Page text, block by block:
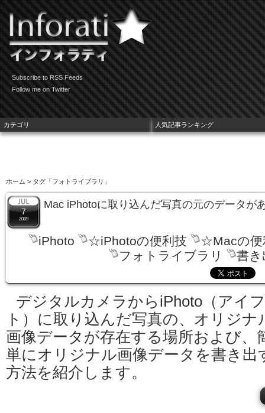
Subscribe to RSS Feeds
Follow me on Twitter
ホーム > タグ「フォトライブラリ」
7
2009
Mac iPhotoに取り込んだ写真の元のデータが
iPhoto ☆iPhotoの便利技
☆Macの便
フォトライブラリ
書き
デジタルカメラからiPhoto（アイ
ト）に取り込んだ写真の、オリジナ
画像データが存在する場所および、
単にオリジナル画像データを書き出
方法を紹介します。
カテゴリ 人気記事ランキング